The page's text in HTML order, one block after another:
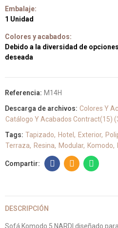
Embalaje:
1 Unidad
Colores y acabados:
Debido a la diversidad de
deseada
Referencia: M14H
Descarga de archivos: Colores Y
Catálogo Y Acabados Contract(15)
Tags: Tapizado Hotel Exterior
Terraza
Resina Modular Komodo
DESCRIPCIÓN
Sofá Komodo 5 NARDI diseñado